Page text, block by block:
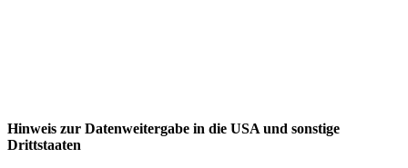
Hinweis zur Datenweitergabe in die USA und sonstige
Drittstaaten